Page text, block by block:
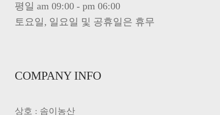
평일 am 09:00 - pm 06:00
토요일, 일요일 및 공휴일은 휴무
COMPANY INFO
상호 : 솜이농산